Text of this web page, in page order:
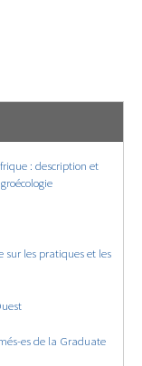
: description et
sur les pratiques et les
es de la Graduate